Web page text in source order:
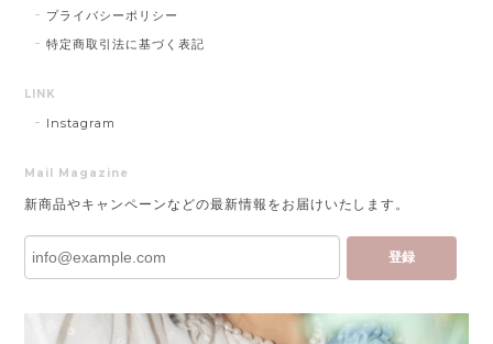
プライバシーポリシー
特定商取引法に基づく表記
LINK
Instagram
Mail Magazine
新商品やキャンペーンなどの最新情報をお届けいたします。
登録